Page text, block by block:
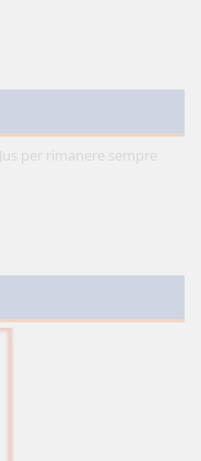
per rimanere sempre